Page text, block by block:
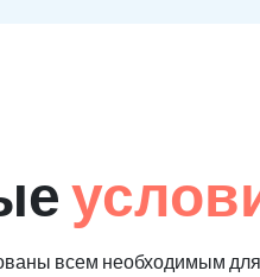
всем необходимым для